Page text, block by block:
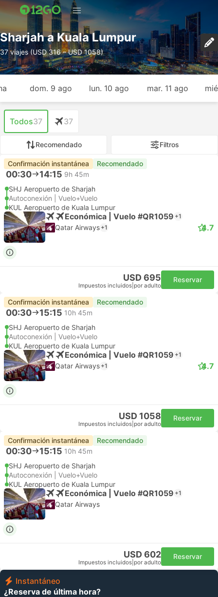
Sharjah a Kuala Lumpur
37 viajes (USD 316 – USD 1058)
dom. 9 ago lun. 10 ago mar. 11 ago
Todos37 37
Recomendado Filtros
Confirmación instantánea Recomendado
00:30 14:15 9h 45m
SHJ Aeropuerto de Sharjah
Autoconexión | Vuelo+Vuelo
KUL Aeropuerto de Kuala Lumpur
Económica | Vuelo #QR1059 +1
Qatar Airways +1 4.7
USD 695
Impuestos incluidos por adulto
Reservar
Confirmación instantánea Recomendado
00:30 15:15 10h 45m
SHJ Aeropuerto de Sharjah
Autoconexión | Vuelo+Vuelo
KUL Aeropuerto de Kuala Lumpur
Económica | Vuelo #QR1059 +1
Qatar Airways +1 4.7
USD 1058
Impuestos incluidos por adulto
Reservar
Confirmación instantánea Recomendado
00:30 15:15 10h 45m
SHJ Aeropuerto de Sharjah
Autoconexión | Vuelo+Vuelo
KUL Aeropuerto de Kuala Lumpur
Económica | Vuelo #QR1059 +1
Qatar Airways
USD 602
Impuestos incluidos por adulto
Reservar
Instantáneo
¿Reserva de última hora?